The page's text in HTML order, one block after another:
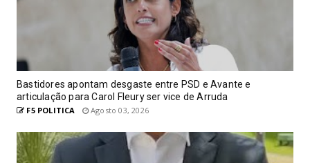
Bastidores apontam desgaste entre PSD e Avante e
articulação para Carol Fleury ser vice de Arruda
F5 POLITICA Agosto 03, 2026